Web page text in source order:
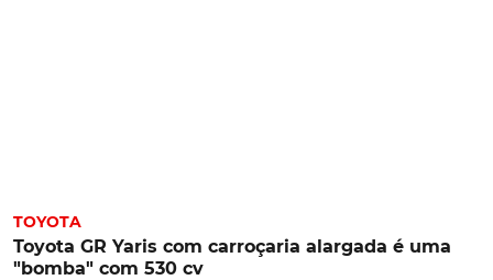
TOYOTA
Toyota GR Yaris com carroçaria alargada é uma
"bomba" com 530 cv